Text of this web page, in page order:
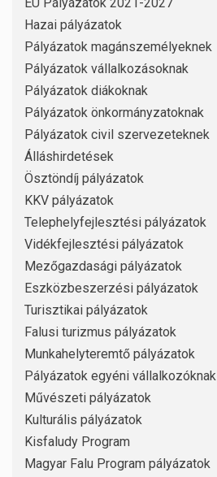
Hazai pályázatok
Pályázatok magánszemélyeknek
Pályázatok vállalkozásoknak
Pályázatok diákoknak
Pályázatok önkormányzatoknak
Pályázatok civil szervezeteknek
Álláshirdetések
Ösztöndíj pályázatok
KKV pályázatok
Telephelyfejlesztési pályázatok
Vidékfejlesztési pályázatok
Mezőgazdasági pályázatok
Eszközbeszerzési pályázatok
Turisztikai pályázatok
Falusi turizmus pályázatok
Munkahelyteremtő pályázatok
Pályázatok egyéni vállalkozóknak
Művészeti pályázatok
Kulturális pályázatok
Kisfaludy Program
Magyar Falu Program pályázatok